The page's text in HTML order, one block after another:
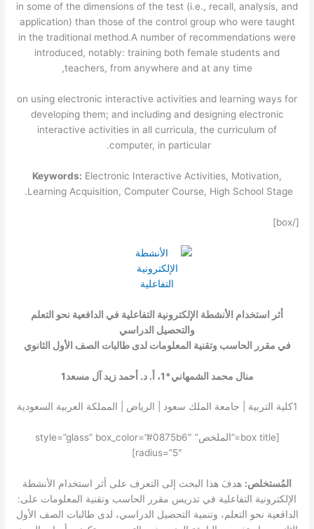
in some of the dimensions of the test (i.e., recall, analysis, and
application) than those of the control group who were taught
in the traditional method.A number of recommendations were
introduced, notably: training both female students and
teachers, from anywhere and at any time,
on using electronic interactive activities and learning ways for
developing them; and including and designing electronic
interactive activities in all curricula, the curriculum of
computer, in particular.
Keywords: Electronic Interactive Activities, Motivation,
Learning Acquisition, Computer Course, High School Stage.
[/box]
أثر استخدام الأنشطة الإلكترونية التفاعلية في الدافعية نحو التعلم
والتحصيل الدراسي
في مقرر الحاسب وتقنية المعلومات لدى طالبات الصف الأول الثانوي
منال محمد الشمهاني*1، أ. د. أحمد زيد آل مسعد1
1كلية التربية | جامعة الملك سعود | الرياض | المملكة العربية السعودية
[box title=”الملخص” style=”glass” box_color=”#0875b6″
radius=”5″]
المُستخلص: هدفَ هذا البحث إلى التعرف على أثر استخدام الأنشطة
الإلكترونية التفاعلية في تدريس مقرر الحاسب وتقنية المعلومات على:
الدافعية نحو التعلم، وتنمية التحصيل الدراسي، لدى طالبات الصف الأول